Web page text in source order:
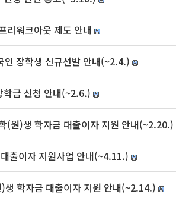
리워크아웃 제도 안내
인 장학생 신규선발 안내(~2.4.)
학금 신청 안내(~2.6.)
(원)생 학자금 대출이자 지원 안내(~2.20.)
출이자 지원사업 안내(~4.11.)
생 학자금 대출이자 지원 안내(~2.14.)